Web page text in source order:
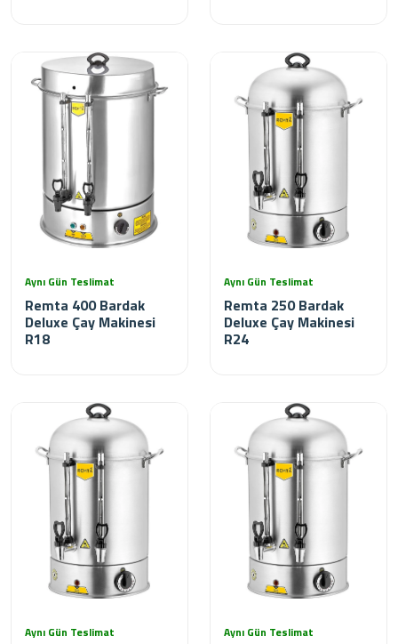
Aynı Gün Teslimat
Remta 400 Bardak
Deluxe Çay Makinesi
R18
Aynı Gün Teslimat
Remta 250 Bardak
Deluxe Çay Makinesi
R24
Aynı Gün Teslimat Aynı Gün Teslimat